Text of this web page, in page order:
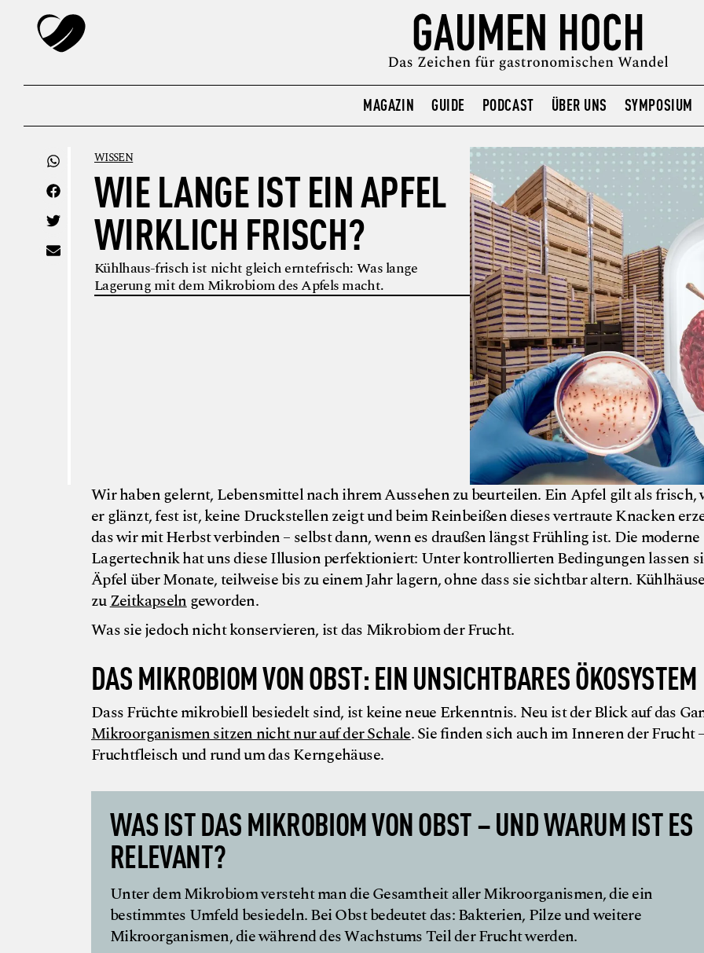
MAGAZIN GUIDE PODCAST ÜBER UNS SYMPOSIUM
WISSEN
WIE LANGE IST EIN APFEL
WIRKLICH FRISCH?
Kühlhaus-frisch ist nicht gleich erntefrisch: Was lange
Lagerung mit dem Mikrobiom des Apfels macht.
Wir haben gelernt, Lebensmittel nach ihrem Aussehen zu beurteilen. Ein Apfel gilt als frisch,
er glänzt, fest ist, keine Druckstellen zeigt und beim Reinbeißen dieses vertraute Knacken
das wir mit Herbst verbinden – selbst dann, wenn es draußen längst Frühling ist. Die moderne
Lagertechnik hat uns diese Illusion perfektioniert: Unter kontrollierten Bedingungen lassen
Äpfel über Monate, teilweise bis zu einem Jahr lagern, ohne dass sie sichtbar altern.
zuZeitkapselngeworden.
Was sie jedoch nicht konservieren, ist das Mikrobiom der Frucht.
DAS MIKROBIOM VON OBST: EIN UNSICHTBARES ÖKOSYSTEM
Dass Früchte mikrobiell besiedelt sind, ist keine neue Erkenntnis. Neu ist der Blick auf das
Mikroorganismen sitzen nicht nur auf der Schale. Sie finden sich auch im Inneren der Frucht
Fruchtfleisch und rund um das Kerngehäuse.
WAS IST DAS MIKROBIOM VON OBST – UND WARUM IST ES
RELEVANT?
Unter dem Mikrobiom versteht man die Gesamtheit aller Mikroorganismen, die ein
bestimmtes Umfeld besiedeln. Bei Obst bedeutet das: Bakterien, Pilze und weitere
Mikroorganismen, die während des Wachstums Teil der Frucht werden.